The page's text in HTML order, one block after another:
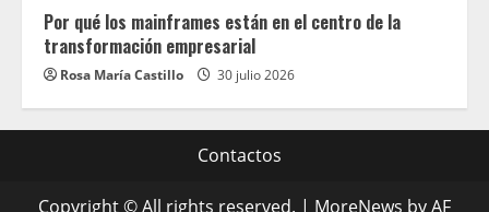
Por qué los mainframes están en el centro de la
transformación empresarial
Rosa María Castillo 30 julio 2026
Contactos
Copyright © All rights reserved. | MoreNews by AF